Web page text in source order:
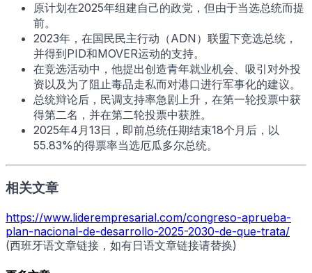
原计划在2025年组建自己的政党，但由于当选总统而提
前。
2023年，在国民民主行动（ADN）联盟下竞选总统，
并得到PID和MOVER运动的支持。
在竞选活动中，他提出创造青年就业机会、吸引对外投
资以及为了阻止毒品走私而对港口进行军事化的建议。
总统辩论后，民调支持率急剧上升，在第一轮投票中获
得第二名，并在第二轮投票中获胜。
2025年4月13日，即前总统任期结束18个月后，以
55.83%的得票率当选厄瓜多尔总统。
相关文章
https://www.liderempresarial.com/congreso-aprueba-
plan-nacional-de-desarrollo-2025-2030-de-que-trata/
(西班牙语文章链接，如有日语文章链接请替换)